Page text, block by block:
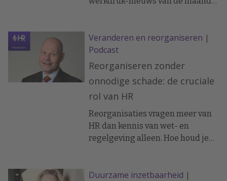
Veranderen en reorganiseren |
Podcast
Reorganiseren zonder
onnodige schade: de cruciale
rol van HR
Reorganisaties vragen meer van
HR dan kennis van wet- en
regelgeving alleen. Hoe houd je
team zelf overeind? In deze
Duurzame inzetbaarheid |